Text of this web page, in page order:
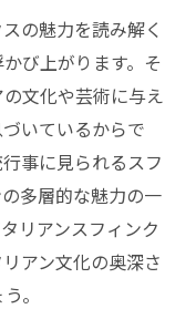
の魅力を読み解く
び上がります。そ
文化や芸術に与え
いているからで
事に見られるスフ
多層的な魅力の一
リアンスフィンク
アン文化の奥深さ
。